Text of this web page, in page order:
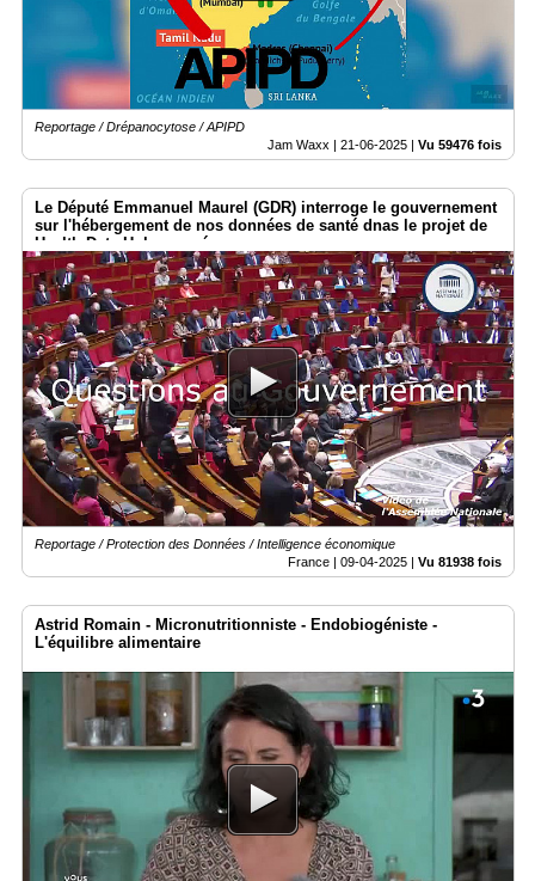
Reportage / Drépanocytose / APIPD
Jam Waxx | 21-06-2025 | Vu 59476 fois
Le Député Emmanuel Maurel (GDR) interroge le gouvernement
sur l'hébergement de nos données de santé dnas le projet de
Health Data Hub européen
Reportage / Protection des Données / Intelligence économique
France | 09-04-2025 Vu 81938 fois
Astrid Romain - Micronutritionniste - Endobiogéniste -
L'équilibre alimentaire